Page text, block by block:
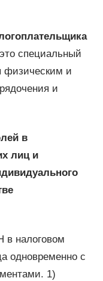
специальный
физическим и
и
в
лиц и
в налоговом
одновременно с
1)